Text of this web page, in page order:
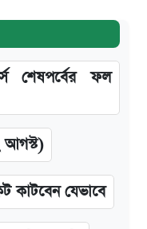
শেষপর্বের ফল
আগস্ট)
কাটবেন যেভাবে